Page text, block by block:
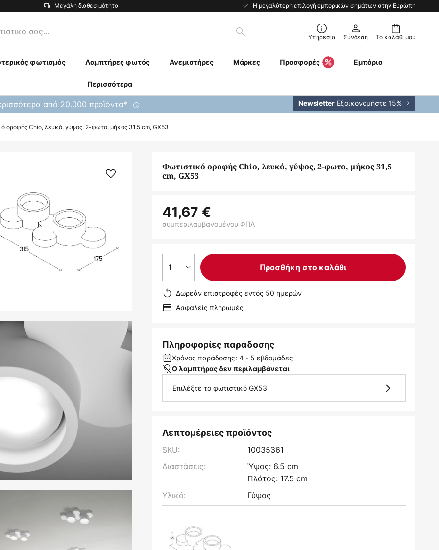
Μεγάλη διαθεσιμότητα Η μεγαλύτερη επιλογή εμπορικών σημάτων στην Ευρώπη
Το καλάθι μου
Αναζήτηση Υπηρεσία Σύνδεση
φωτισμός Λαμπτήρες φωτός Ανεμιστήρες Μάρκες Προσφορές Εμπόριο
Περισσότερα
από 20.000 προϊόντα* Newsletter Εξοικονομήστε 15%
οροφής Chio, λευκό, γύψος, 2-φωτο, μήκος 31,5 cm, GX53
Φωτιστικό οροφής Chio, λευκό, γύψος, 2-φωτο, μήκος 31,5
cm, GX53
41,67 €
συμπεριλαμβανομένου ΦΠΑ
1 Προσθήκη στο καλάθι
Δωρεάν επιστροφές εντός 50 ημερών
Ασφαλείς πληρωμές
Πληροφορίες παράδοσης
Χρόνος παράδοσης: 4 - 5 εβδομάδες
Ο λαμπτήρας δεν περιλαμβάνεται
Επιλέξτε το φωτιστικό GX53
Λεπτομέρειες προϊόντος
SKU:
10035361
Διαστάσεις:
Ύψος: 6.5 cm
Πλάτος: 17.5 cm
Υλικό:
Γύψος